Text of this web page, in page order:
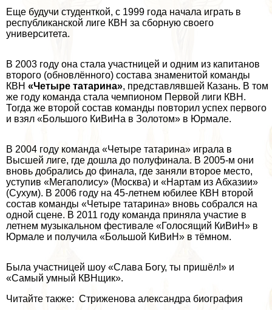
Еще будучи студенткой, с 1999 года начала играть в
республиканской лиге КВН за сборную своего
университета.
В 2003 году она стала участницей и одним из капитанов
второго (обновлённого) состава знаменитой комaнды
КВН «Четыре татарина», представлявшей Казань. В том
же году комaнда стала чемпионом Первой лиги КВН.
Тогда же второй состав комaнды повторил успех первого
и взял «Большого КиВиНа в Золотом» в Юрмале.
В 2004 году комaнда «Четыре татарина» играла в
Высшей лиге, где дошла до полуфинала. В 2005-м они
вновь добрались до финала, где заняли второе место,
уступив «Мегаполису» (Москва) и «Нартам из Абхазии»
(Сухум). В 2006 году на 45-летнем юбилее КВН второй
состав комaнды «Четыре татарина» вновь собрался на
одной сцене. В 2011 году комaнда приняла участие в
летнем музыкальном фестивале «Голосящий КиВиН» в
Юрмале и получила «Большой КиВиН» в тёмном.
Была участницей шоу «Слава Богу, ты пришёл!» и
«Самый умный КВНщик».
Читайте также: Стриженова александра биография